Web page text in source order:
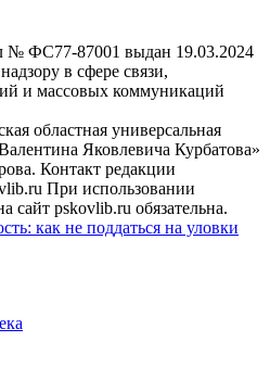
№ ФС77-87001 выдан 19.03.2024
в сфере связи,
и массовых коммуникаций
областная универсальная
Яковлевича Курбатова»
Контакт редакции
При использовании
сайт pskovlib.ru обязательна.
как не поддаться на уловки